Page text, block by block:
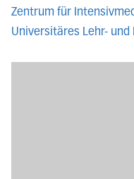
Zentrum für
Universitäres Lehr- und